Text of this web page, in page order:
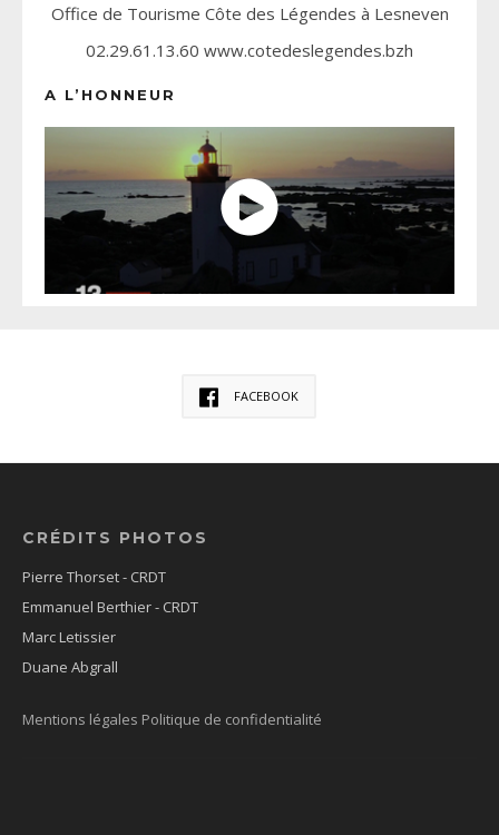
Office de Tourisme Côte des Légendes à Lesneven
02.29.61.13.60 www.cotedeslegendes.bzh
A L’HONNEUR
FACEBOOK
CRÉDITS PHOTOS
Pierre Thorset - CRDT
Emmanuel Berthier - CRDT
Marc Letissier
Duane Abgrall
Mentions légales Politique de confidentialité